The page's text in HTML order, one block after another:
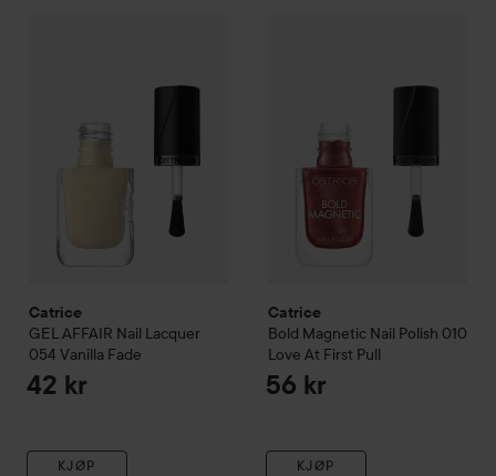
Catrice
GEL AFFAIR Nail Lacquer
054 Vanilla Fade
42 kr
KJØP
Catrice
Bold Magnetic Nail Polish 010
Love At First Pull
56 kr
KJØP